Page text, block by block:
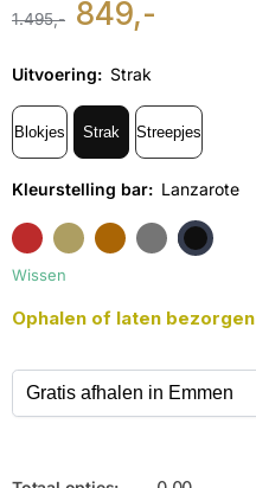
1.495,- 849,-
Uitvoering: Strak
Blokjes Strak Streepjes
Kleurstelling bar: Lanzarote
AmsterdamCasablanca
Wissen
Ophalen of laten bezorgen